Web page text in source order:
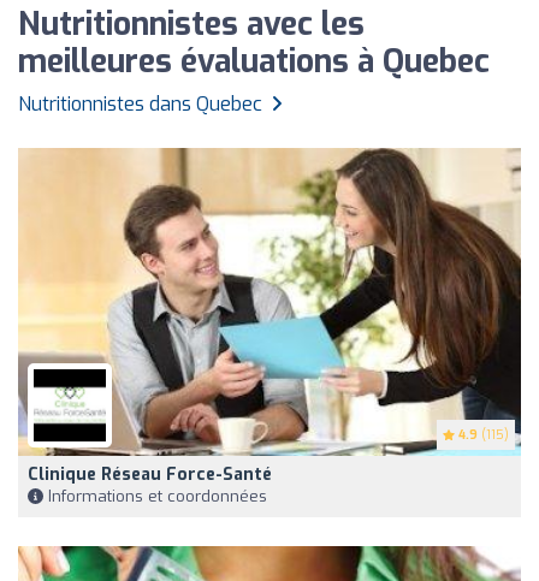
Nutritionnistes avec les
meilleures évaluations à Quebec
Nutritionnistes dans Quebec
4.9 (115)
Clinique Réseau Force-Santé
Informations et coordonnées